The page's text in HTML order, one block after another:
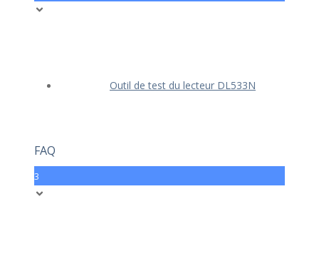
Outil de test du lecteur DL533N
FAQ
3